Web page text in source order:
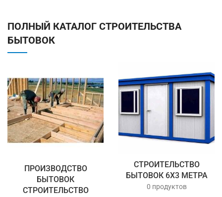
ПОЛНЫЙ КАТАЛОГ СТРОИТЕЛЬСТВА
БЫТОВОК
ПРОИЗВОДСТВО
БЫТОВОК
СТРОИТЕЛЬСТВО
СТРОИТЕЛЬСТВО
БЫТОВОК 6Х3 МЕТРА
0 продуктов